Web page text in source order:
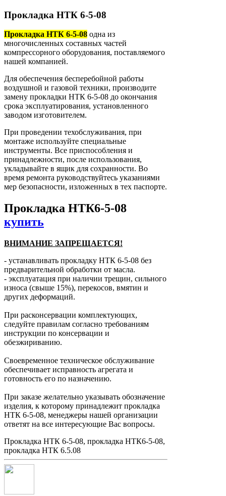
Прокладка НТК 6-5-08
Прокладка НТК 6-5-08 одна из
многочисленных составных частей
компрессорного оборудования, поставляемого
нашей компанией.
Для обеспечения бесперебойной работы
воздушной и газовой техники, производите
замену прокладки НТК 6-5-08 до окончания
срока эксплуатирования, установленного
заводом изготовителем.
При проведении техобслуживания, при
монтаже используйте специальные
инструменты. Все приспособления и
принадлежности, после использования,
укладывайте в ящик для сохранности. Во
время ремонта руководствуйтесь указаниями
мер безопасности, изложенных в тех паспорте.
Прокладка НТК6-5-08
купить
ВНИМАНИЕ ЗАПРЕЩАЕТСЯ!
- устанавливать прокладку НТК 6-5-08 без
предварительной обработки от масла.
- эксплуатация при наличии трещин, сильного
износа (свыше 15%), перекосов, вмятин и
других деформаций.
При расконсервации комплектующих,
следуйте правилам согласно требованиям
инструкции по консервации и
обезжириванию.
Своевременное техническое обслуживание
обеспечивает исправность агрегата и
готовность его по назначению.
При заказе желательно указывать обозначение
изделия, к которому принадлежит прокладка
НТК 6-5-08, менеджеры нашей организации
ответят на все интересующие Вас вопросы.
Прокладка НТК 6-5-08, прокладка НТК6-5-08,
прокладка НТК 6.5.08